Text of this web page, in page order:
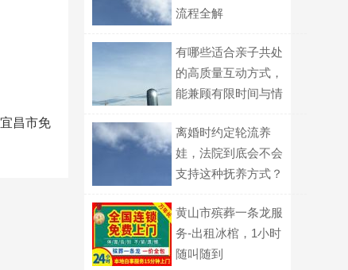
昌市免
流程全解
有哪些适合亲子共处
的高质量互动方式，
能兼顾有限时间与情
离婚时约定轮流养
娃，法院到底会不会
支持这种抚养方式？
黄山市殡葬一条龙服
务-出租冰棺，1小时
随叫随到